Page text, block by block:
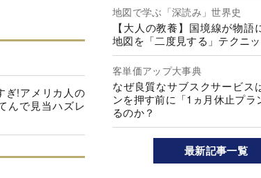
ぎ!アメリカ人の
んで見当ハズレ
地図で学ぶ「深読み」世界史
【大人の教養】国境線が物
地図を「二度見する」テクニ
客単価アップ大事典
なぜ良質なサブスクサービス
ンを押す前に「1ヵ月休止プラ
るのか？
最新記事一覧